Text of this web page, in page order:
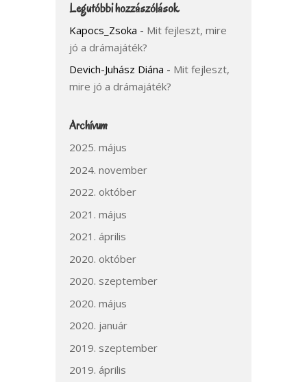
Legutóbbi hozzászólások
Kapocs_Zsoka - Mit fejleszt, mire
jó a drámajáték?
Devich-Juhász Diána - Mit fejleszt,
mire jó a drámajáték?
Archívum
2025. május
2024. november
2022. október
2021. május
2021. április
2020. október
2020. szeptember
2020. május
2020. január
2019. szeptember
2019. április